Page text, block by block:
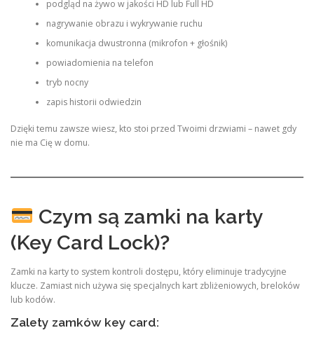
podgląd na żywo w jakości HD lub Full HD
nagrywanie obrazu i wykrywanie ruchu
komunikacja dwustronna (mikrofon + głośnik)
powiadomienia na telefon
tryb nocny
zapis historii odwiedzin
Dzięki temu zawsze wiesz, kto stoi przed Twoimi drzwiami – nawet gdy
nie ma Cię w domu.
Czym są zamki na karty
(Key Card Lock)?
Zamki na karty to system kontroli dostępu, który eliminuje tradycyjne
klucze. Zamiast nich używa się specjalnych kart zbliżeniowych, breloków
lub kodów.
Zalety zamków key card: